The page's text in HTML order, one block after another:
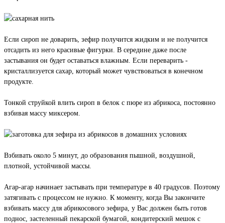
Если сироп не доварить, зефир получится жидким и не получится
отсадить из него красивые фигурки. В середине даже после
застывания он будет оставаться влажным. Если переварить -
кристаллизуется сахар, который может чувствоваться в конечном
продукте.
Тонкой струйкой влить сироп в белок с пюре из абрикоса, постоянно
взбивая массу миксером.
Взбивать около 5 минут, до образования пышной, воздушной,
плотной, устойчивой массы.
Агар-агар начинает застывать при температуре в 40 градусов. Поэтому
затягивать с процессом не нужно. К моменту, когда Вы закончите
взбивать массу для абрикосового зефира, у Вас должен быть готов
поднос, застеленный пекарской бумагой, кондитерский мешок с